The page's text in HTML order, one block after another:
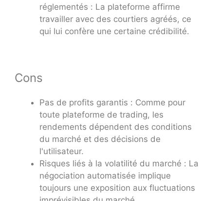
réglementés : La plateforme affirme
travailler avec des courtiers agréés, ce
qui lui confère une certaine crédibilité.
Cons
Pas de profits garantis : Comme pour
toute plateforme de trading, les
rendements dépendent des conditions
du marché et des décisions de
l'utilisateur.
Risques liés à la volatilité du marché : La
négociation automatisée implique
toujours une exposition aux fluctuations